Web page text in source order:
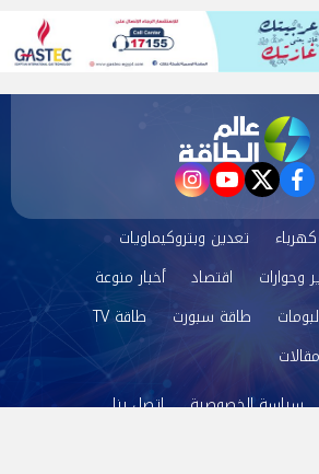
facebook
twitter
youtube
instagram
كهرباء
تعدين وبتروكيماويات
وحوارات اقتصاد
أخبار منوعة
طاقة سبورت
طاقة TV
مقالات
سياسة الخصوصية اتصل بنا